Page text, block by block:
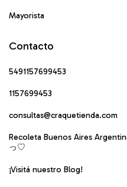
Mayorista
Contacto
5491157699453
1157699453
consultas@craquetienda.com
Recoleta Buenos Aires
っ♡
¡Visitá nuestro Blog!